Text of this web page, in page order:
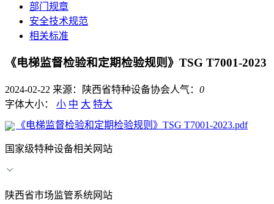
部门规章
安全技术规范
相关标准
《电梯监督检验和定期检验规则》TSG T7001-2023
2024-02-22 来源：陕西省特种设备协会人气： 0
字体大小： 小 中 大 特大
《电梯监督检验和定期检验规则》TSG T7001-2023.pdf
国家级特种设备相关网站
陕西省市场监管系统网站